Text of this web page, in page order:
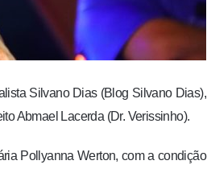
Silvano Dias (Blog Silvano Dias),
Abmael Lacerda (Dr. Verissinho).
Pollyanna Werton, com a condição